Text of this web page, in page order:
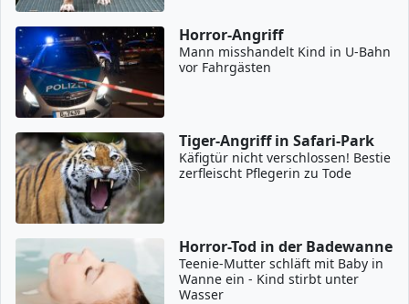
Horror-Angriff
Mann misshandelt Kind in U-Bahn
vor Fahrgästen
Tiger-Angriff in Safari-Park
Käfigtür nicht verschlossen! Bestie
zerfleischt Pflegerin zu Tode
Horror-Tod in der Badewanne
Teenie-Mutter schläft mit Baby in
Wanne ein - Kind stirbt unter
Wasser